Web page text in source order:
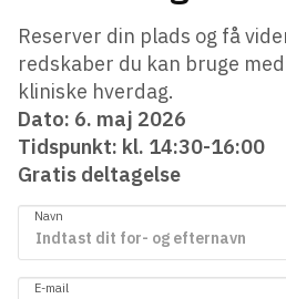
Reserver din plads og få
redskaber du kan bruge
kliniske hverdag.
Dato: 6. maj 2026
Tidspunkt: kl. 14:30-16:00
Gratis deltagelse
Navn
E-mail